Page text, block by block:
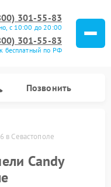
301-55-83
с 10:00 до 20:00
301-55-83
бесплатный по РФ
Позвонить
в Севастополе
Candy